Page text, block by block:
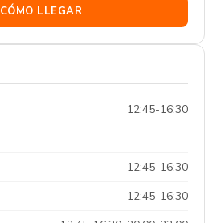
CÓMO LLEGAR
12:45-16:30
12:45-16:30
12:45-16:30